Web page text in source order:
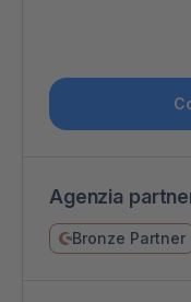
Agenzia
Bronze Partner